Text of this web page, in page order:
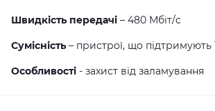
Швидкість передачі – 480 Мбіт/с
Сумісність – пристрої, що підтримують
Особливості - захист від заламування